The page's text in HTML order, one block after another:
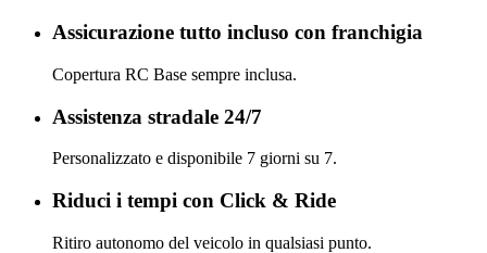
Assicurazione tutto incluso con franchigia
Copertura RC Base sempre inclusa.
Assistenza stradale 24/7
Personalizzato e disponibile 7 giorni su 7.
Riduci i tempi con Click & Ride
Ritiro autonomo del veicolo in qualsiasi punto.